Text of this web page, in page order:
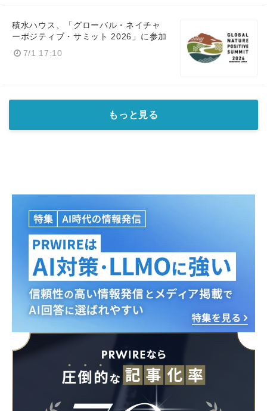
積水ハウス、「グローバル・ネイチャ
ーポジティブ・サミット 2026」に参加
7/1 17:10
もっと見る